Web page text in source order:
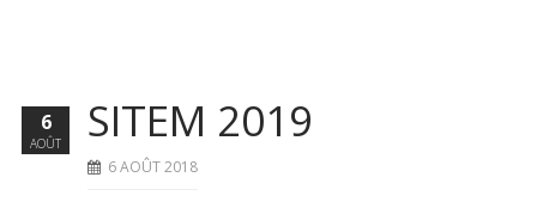
SITEM 2019
6 AOÛT 2018
6
AOÛT